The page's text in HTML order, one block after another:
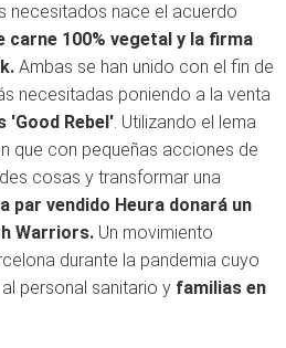
necesitados nace el acuerdo
carne 100% vegetal y la firma
Ambas se han unido con el fin de
necesitadas poniendo a la venta
'Good Rebel'. Utilizando el lema
que con pequeñas acciones de
cosas y transformar una
par vendido Heura donará un
Warriors. Un movimiento
durante la pandemia cuyo
personal sanitario y familias en